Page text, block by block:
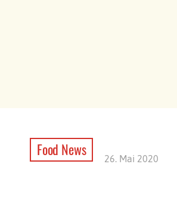
Food News 26. Mai 2020